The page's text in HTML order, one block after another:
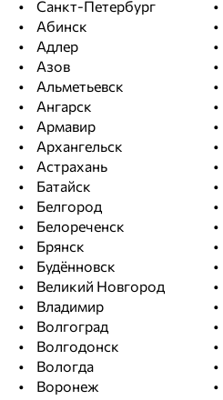
Санкт-Петербург
Абинск
Адлер
Азов
Альметьевск
Ангарск
Армавир
Архангельск
Астрахань
Батайск
Белгород
Белореченск
Брянск
Будённовск
Великий Новгород
Владимир
Волгоград
Волгодонск
Вологда
Воронеж